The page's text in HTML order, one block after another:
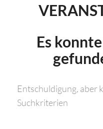
Es
Entschuldigung, aber
Suchkriterien